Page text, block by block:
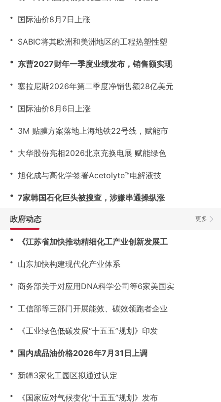
・ 国际油价8月7日上涨
・ SABIC将其欧洲和美洲地区的工程热塑性塑
・ 东曹2027财年一季度业绩发布，销售额实现
・ 塞拉尼斯2026年第二季度净销售额28亿美元
・ 国际油价8月6日上涨
・ 3M 贴膜方案落地上海地铁22号线，赋能市
・ 大华股份亮相2026北京充换电展 赋能绿色
・ 旭化成与高化学签署Acetolyte™电解液技
・ 7家韩国石化巨头被搜查，涉嫌串通操纵涨
更多
政府动态
・ 《江苏省加快推动精细化工产业创新发展工
・ 山东加快构建现代化产业体系
・ 商务部关于对应用DNA科学公司等6家美国实
・ 工信部等三部门开展能效、碳效领跑者企业
・ 《工业绿色低碳发展“十五五”规划》印发
・ 国内成品油价格2026年7月31日上调
・ 新疆3家化工园区拟通过认定
・ 《国家应对气候变化“十五五”规划》发布